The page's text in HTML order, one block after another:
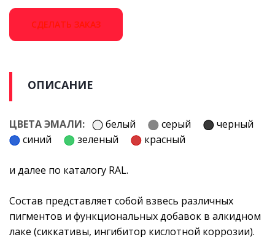
СДЕЛАТЬ ЗАКАЗ
ОПИСАНИЕ
ЦВЕТА ЭМАЛИ: белый серый
черный
синий
зеленый красный
и далее по каталогу RAL.
Состав представляет собой взвесь различных
пигментов и функциональных добавок в алкидном
лаке (сиккативы, ингибитор кислотной коррозии).